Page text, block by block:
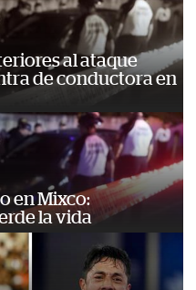
al ataque
de conductora en
en Mixco:
la vida